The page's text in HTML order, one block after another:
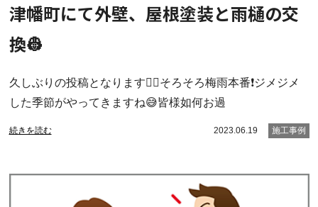
津幡町にて外壁、屋根塗装と雨樋の交
換👷
久しぶりの投稿となります🙇‍♂️そろそろ梅雨本番❗️ジメジメ
した季節がやってきますね😅皆様如何お過
続きを読む 2023.06.19 施工事例